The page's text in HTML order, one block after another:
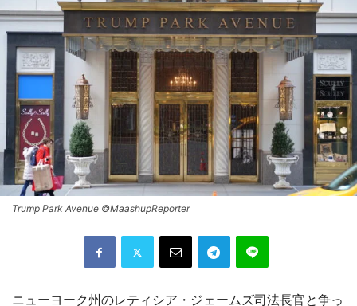
Trump Park Avenue ©MaashupReporter
ニューヨーク州のレティシア・ジェームズ司法長官と争っ